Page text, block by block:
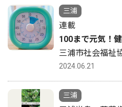
三浦
連載
100まで元気！
三浦市社会福
2024.06.21
三浦